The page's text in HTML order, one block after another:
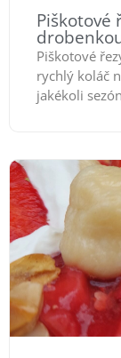
Piškotové
Piškotové
rychlý koláč
jakékoli